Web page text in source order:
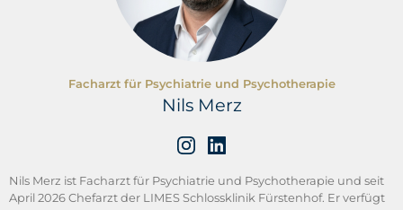
Facharzt für Psychiatrie und Psychotherapie
Nils Merz
Nils Merz ist Facharzt für Psychiatrie und Psychotherapie und seit
April 2026 Chefarzt der LIMES Schlossklinik Fürstenhof. Er verfügt